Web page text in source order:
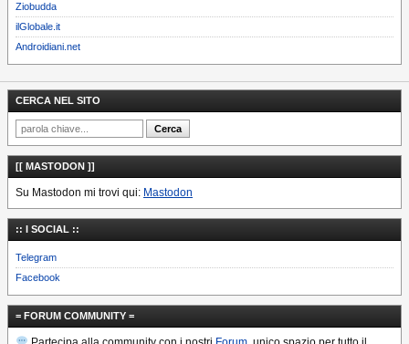
Ziobudda
ilGlobale.it
Androidiani.net
CERCA NEL SITO
[[ MASTODON ]]
Su Mastodon mi trovi qui: Mastodon
:: I SOCIAL ::
Telegram
Facebook
= FORUM COMMUNITY =